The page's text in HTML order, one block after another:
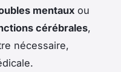
mentaux ou
cérébrales,
nécessaire,